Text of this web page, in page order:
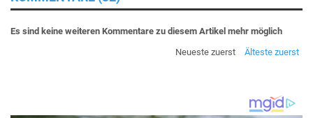
Es sind keine weiteren Kommentare zu diesem Artikel mehr möglich
Neueste zuerst
Älteste zuerst